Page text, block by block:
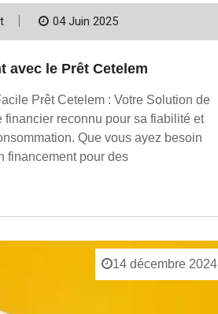
04 Juin 2025
avec le Prêt Cetelem
Prêt Cetelem : Votre Solution de
reconnu pour sa fiabilité et
Que vous ayez besoin
financement pour des
14 décembre 2024